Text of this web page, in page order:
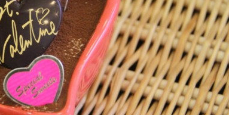
ト・シェ・ダムール
令和8年 島原市消防出初式